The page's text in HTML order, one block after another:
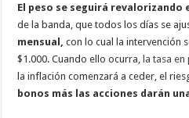
El peso se seguirá revalorizando
de la banda, que todos los días se
mensual,con lo cual la intervención
$1.000. Cuando ello ocurra,
la tasa
la inflación comenzará a ceder, el
bonos más las acciones darán